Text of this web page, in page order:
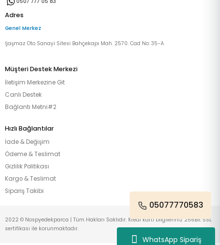
WhatsApp Sipariş
Adres
Genel Merkez
Şaşmaz Oto Sanayi Sitesi Bahçekapı Mah. 2570. Cad No: 35-A
Müşteri Destek Merkezi
İletişim Merkezine Git
Canlı Destek
Bağlantı Metni#2
Hızlı Bağlantılar
İade & Değişim
Ödeme & Teslimat
Gizlilik Politikası
Kargo & Teslimat
Sipariş Takibi
05077770583
2022 © Nospyedekparca | Tüm Hakları Saklıdır. Kredi kartı bilgileriniz 256Bit SSL
sertifikası ile korunmaktadır.